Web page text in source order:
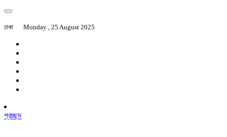
ঢাকা Monday , 25 August 2025
প্রচ্ছদ